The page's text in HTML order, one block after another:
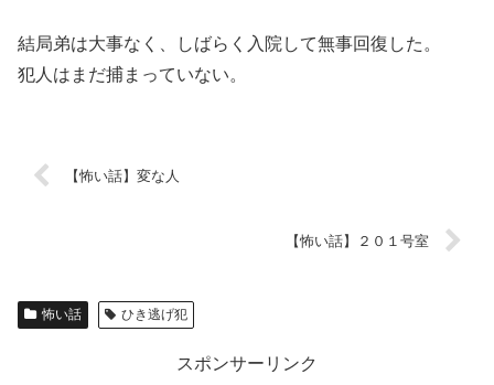
結局弟は大事なく、しばらく入院して無事回復した。
犯人はまだ捕まっていない。
【怖い話】変な人
【怖い話】２０１号室
怖い話 ひき逃げ犯
スポンサーリンク